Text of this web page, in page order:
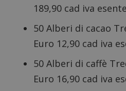
189,90 cad iva esente
50 Alberi di cacao
Euro 12,90 cad iva
50 Alberi di caffè
Euro 16,90 cad iva